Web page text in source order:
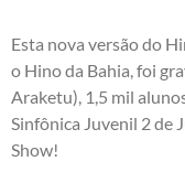
Esta nova versão do
o Hino da Bahia, foi
Araketu), 1,5 mil
Sinfônica Juvenil 2 de
Show!